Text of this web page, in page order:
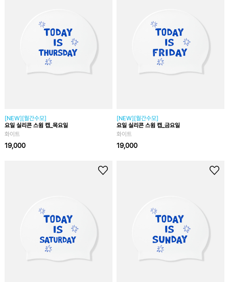
[NEW][월간수모]
요일 실리콘 스윔 캡_목요일
화이트
19,000
[NEW][월간수모]
요일 실리콘 스윔 캡_금요일
화이트
19,000